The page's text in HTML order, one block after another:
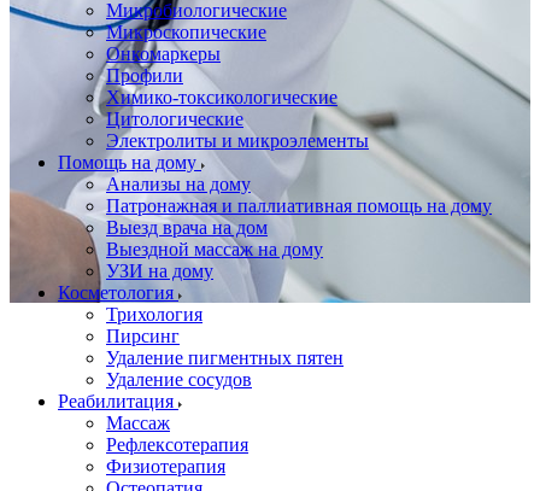
Микробиологические
Микроскопические
Онкомаркеры
Профили
Химико-токсикологические
Цитологические
Электролиты и микроэлементы
Помощь на дому
Анализы на дому
Патронажная и паллиативная помощь на дому
Выезд врача на дом
Выездной массаж на дому
УЗИ на дому
Косметология
Трихология
Пирсинг
Удаление пигментных пятен
Удаление сосудов
Реабилитация
Массаж
Рефлексотерапия
Физиотерапия